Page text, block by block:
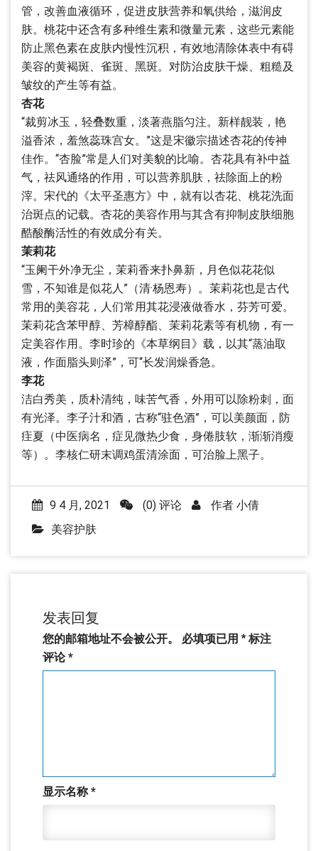
管，改善血液循环，促进皮肤营养和氧供给，滋润皮
肤。桃花中还含有多种维生素和微量元素，这些元素能
防止黑色素在皮肤内慢性沉积，有效地清除体表中有碍
美容的黄褐斑、雀斑、黑斑。对防治皮肤干燥、粗糙及
皱纹的产生等有益。
杏花
“裁剪冰玉，轻叠数重，淡著燕脂匀注。新样靓装，艳
溢香浓，羞煞蕊珠宫女。”这是宋徽宗描述杏花的传神
佳作。“杏脸”常是人们对美貌的比喻。杏花具有补中益
气，祛风通络的作用，可以营养肌肤，祛除面上的粉
滓。宋代的《太平圣惠方》中，就有以杏花、桃花洗面
治斑点的记载。杏花的美容作用与其含有抑制皮肤细胞
酷酸酶活性的有效成分有关。
茉莉花
“玉阑干外净无尘，茉莉香来扑鼻新，月色似花花似
雪，不知谁是似花人”（清·杨恩寿）。茉莉花也是古代
常用的美容花，人们常用其花浸液做香水，芬芳可爱。
茉莉花含苯甲醇、芳樟醇酯、茉莉花素等有机物，有一
定美容作用。李时珍的《本草纲目》载，以其“蒸油取
液，作面脂头则泽”，可“长发润燥香急。
李花
洁白秀美，质朴清纯，味苦气香，外用可以除粉刺，面
有光泽。李子汁和酒，古称“驻色酒”，可以美颜面，防
疰夏（中医病名，症见微热少食，身倦肢软，渐渐消瘦
等）。李核仁研末调鸡蛋清涂面，可治脸上黑子。
9 4 月, 2021 (0) 评论 作者 小倩
美容护肤
发表回复
您的邮箱地址不会被公开。 必填项已用 * 标注
评论*
显示名称*